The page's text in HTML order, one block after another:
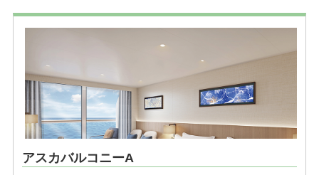
アスカバルコニーA